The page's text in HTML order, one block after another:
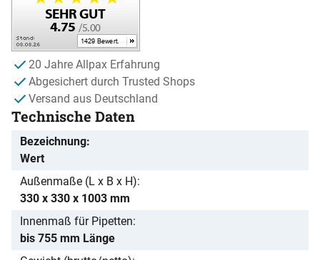
20 Jahre Allpax Erfahrung
Abgesichert durch Trusted Shops
Versand aus Deutschland
Technische Daten
Bezeichnung
Wert
Außenmaße (L x B x H)
330 x 330 x 1003 mm
Innenmaß für Pipetten
bis 755 mm Länge